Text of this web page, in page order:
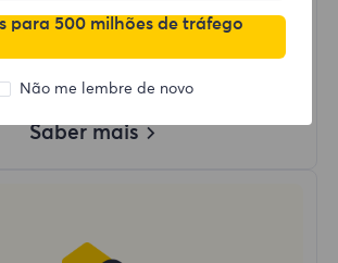
regiões ao redor do mundo
Dinâmico Real
Saber mais
para 500 milhões de tráfego
Não me lembre de novo